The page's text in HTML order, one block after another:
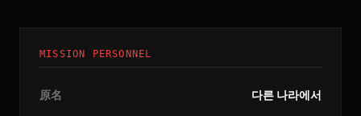
MISSION PERSONNEL
原名 다른 나라에서